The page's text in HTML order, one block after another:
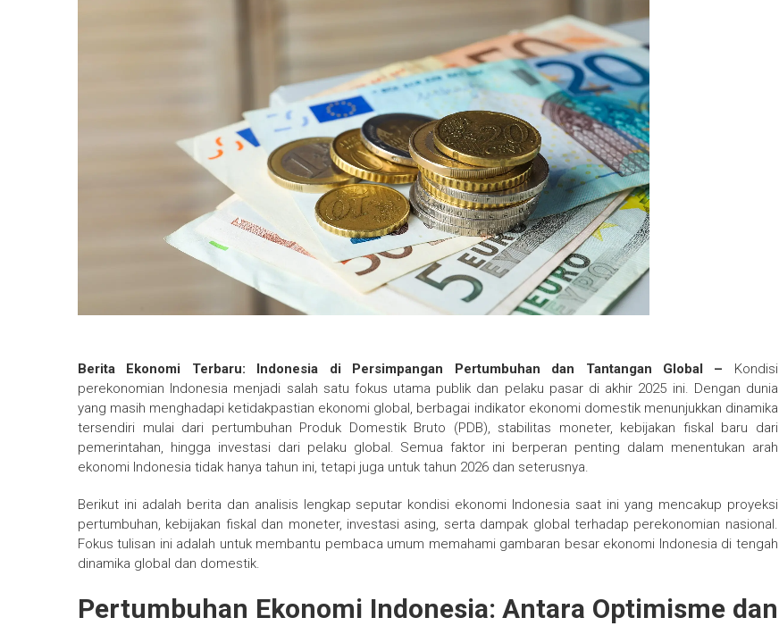
Berita Ekonomi Terbaru: Indonesia di Persimpangan Pertumbuhan dan Tantangan Global – Kondisi
perekonomian Indonesia menjadi salah satu fokus utama publik dan pelaku pasar di akhir 2025 ini. Dengan dunia
yang masih menghadapi ketidakpastian ekonomi global, berbagai indikator ekonomi domestik menunjukkan dinamika
tersendiri mulai dari pertumbuhan Produk Domestik Bruto (PDB), stabilitas moneter, kebijakan fiskal baru dari
pemerintahan, hingga investasi dari pelaku global. Semua faktor ini berperan penting dalam menentukan arah
ekonomi Indonesia tidak hanya tahun ini, tetapi juga untuk tahun 2026 dan seterusnya.
Berikut ini adalah berita dan analisis lengkap seputar kondisi ekonomi Indonesia saat ini yang mencakup proyeksi
pertumbuhan, kebijakan fiskal dan moneter, investasi asing, serta dampak global terhadap perekonomian nasional.
Fokus tulisan ini adalah untuk membantu pembaca umum memahami gambaran besar ekonomi Indonesia di tengah
dinamika global dan domestik.
Pertumbuhan Ekonomi Indonesia: Antara Optimisme dan